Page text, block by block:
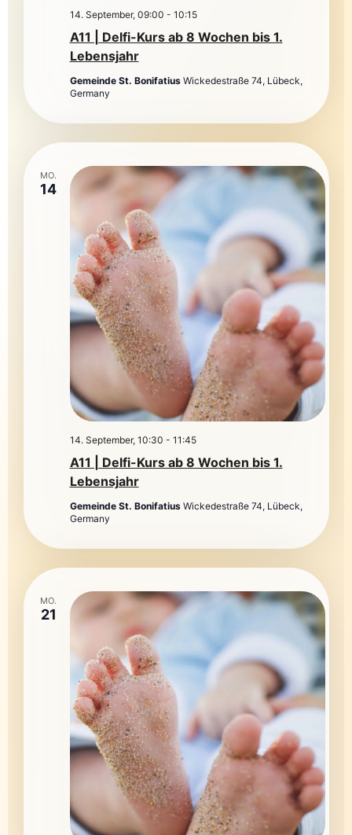
A11 | Delfi-Kurs ab 8 Wochen bis 1.
Lebensjahr
14. September, 09:00 - 10:15
Gemeinde St. Bonifatius Wickedestraße 74, Lübeck,
Germany
MO.
14
A11 | Delfi-Kurs ab 8 Wochen bis 1.
Lebensjahr
14. September, 10:30 - 11:45
Gemeinde St. Bonifatius Wickedestraße 74, Lübeck,
Germany
MO.
21